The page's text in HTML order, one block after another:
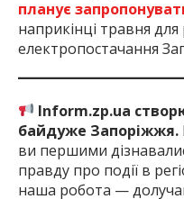
планує
наприкінці травня для
електропостачання
Inform.zp.ua
байдуже Запоріжжя.
ви першими
правду про події в
наша робота —